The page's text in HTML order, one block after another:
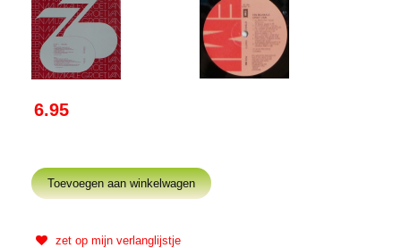
6.95
zet op mijn verlanglijstje